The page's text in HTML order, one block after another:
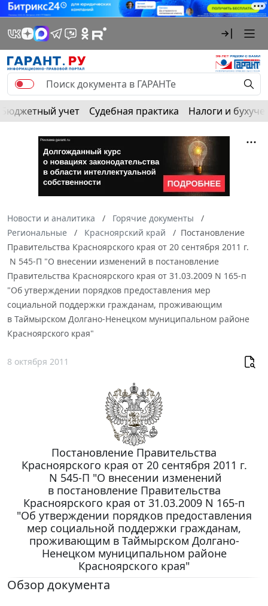
Бюджетный учет Судебная практика Налоги и
Новости и аналитика
Горячие документы
Региональные
Красноярский край
Постановление
Правительства Красноярского края от 20 сентября 2011 г.
N 545-П "О внесении изменений в постановление
Правительства Красноярского края от 31.03.2009 N 165-п
"Об утверждении порядков предоставления мер
социальной поддержки гражданам, проживающим
в Таймырском Долгано-Ненецком муниципальном районе
Красноярского края"
8 октября 2011
Постановление Правительства
Красноярского края от 20 сентября 2011 г.
N 545-П "О внесении изменений
в постановление Правительства
Красноярского края от 31.03.2009 N 165-п
"Об утверждении порядков предоставления
мер социальной поддержки гражданам,
проживающим в Таймырском Долгано-
Ненецком муниципальном районе
Красноярского края"
Обзор документа